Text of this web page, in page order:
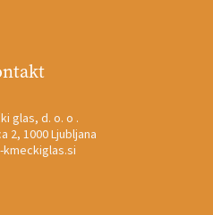
glas, d. o. o .
2, 1000 Ljubljana